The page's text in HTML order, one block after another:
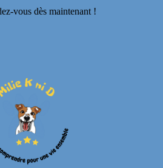
vous dès maintenant !